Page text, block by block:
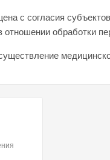
с согласия
отношении обработки